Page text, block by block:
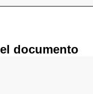
el documento